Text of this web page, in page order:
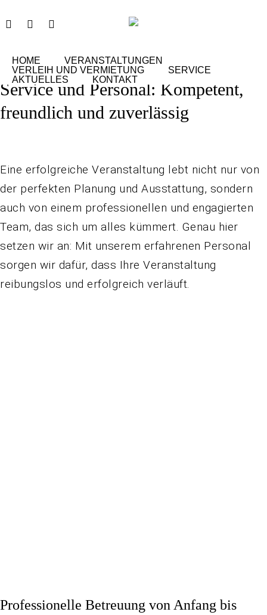
to
content
Phone Email
HOME
VERANSTALTUNGEN
VERLEIH UND VERMIETUNG
SERVICE
AKTUELLES
KONTAKT
Service und Personal: Kompetent,
freundlich und zuverlässig
Eine erfolgreiche Veranstaltung lebt nicht nur von
der perfekten Planung und Ausstattung, sondern
auch von einem professionellen und engagierten
Team, das sich um alles kümmert. Genau hier
setzen wir an: Mit unserem erfahrenen Personal
sorgen wir dafür, dass Ihre Veranstaltung
reibungslos und erfolgreich verläuft.
Professionelle Betreuung von Anfang bis